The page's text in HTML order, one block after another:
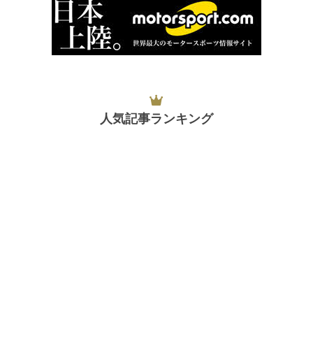
人気記事ランキング